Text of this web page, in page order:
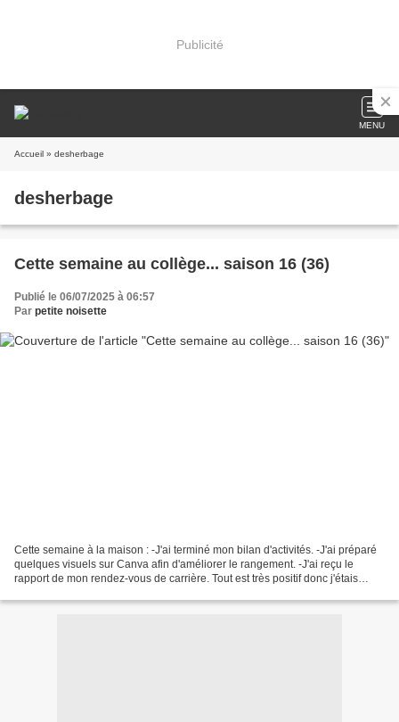
Publicité
MENU
Accueil » desherbage
desherbage
Cette semaine au collège... saison 16 (36)
Publié le 06/07/2025 à 06:57
Par petite noisette
Cette semaine à la maison : -J'ai terminé mon bilan d'activités. -J'ai préparé
quelques visuels sur Canva afin d'améliorer le rangement. -J'ai reçu le
rapport de mon rendez-vous de carrière. Tout est très positif donc j'étais